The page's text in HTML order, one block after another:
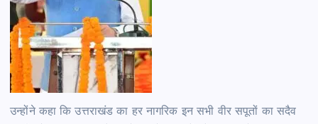
उन्होंने कहा कि उत्तराखंड का हर नागरिक इन सभी वीर सपूतों का सदैव